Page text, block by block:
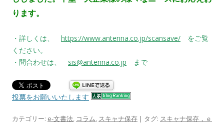
ります。
・詳しくは、 https://www.antenna.co.jp/scansave/ をご覧
ください。
・問合わせは、 sis@antenna.co.jp まで
投票をお願いいたします
カテゴリー: e-文書法, コラム, スキャナ保存 | タグ: スキャナ保存，ｅ